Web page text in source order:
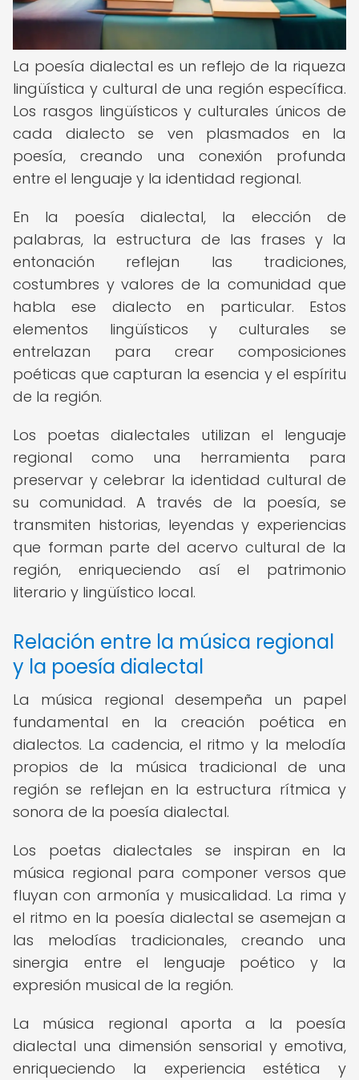
La poesía dialectal es un reflejo de la riqueza
lingüística y cultural de una región específica.
Los rasgos lingüísticos y culturales únicos de
cada dialecto se ven plasmados en la
poesía, creando una conexión profunda
entre el lenguaje y la identidad regional.
En la poesía dialectal, la elección de
palabras, la estructura de las frases y la
entonación reflejan las tradiciones,
costumbres y valores de la comunidad que
habla ese dialecto en particular. Estos
elementos lingüísticos y culturales se
entrelazan para crear composiciones
poéticas que capturan la esencia y el espíritu
de la región.
Los poetas dialectales utilizan el lenguaje
regional como una herramienta para
preservar y celebrar la identidad cultural de
su comunidad. A través de la poesía, se
transmiten historias, leyendas y experiencias
que forman parte del acervo cultural de la
región, enriqueciendo así el patrimonio
literario y lingüístico local.
Relación entre la música regional
y la poesía dialectal
La música regional desempeña un papel
fundamental en la creación poética en
dialectos. La cadencia, el ritmo y la melodía
propios de la música tradicional de una
región se reflejan en la estructura rítmica y
sonora de la poesía dialectal.
Los poetas dialectales se inspiran en la
música regional para componer versos que
fluyan con armonía y musicalidad. La rima y
el ritmo en la poesía dialectal se asemejan a
las melodías tradicionales, creando una
sinergia entre el lenguaje poético y la
expresión musical de la región.
La música regional aporta a la poesía
dialectal una dimensión sensorial y emotiva,
enriqueciendo la experiencia estética y